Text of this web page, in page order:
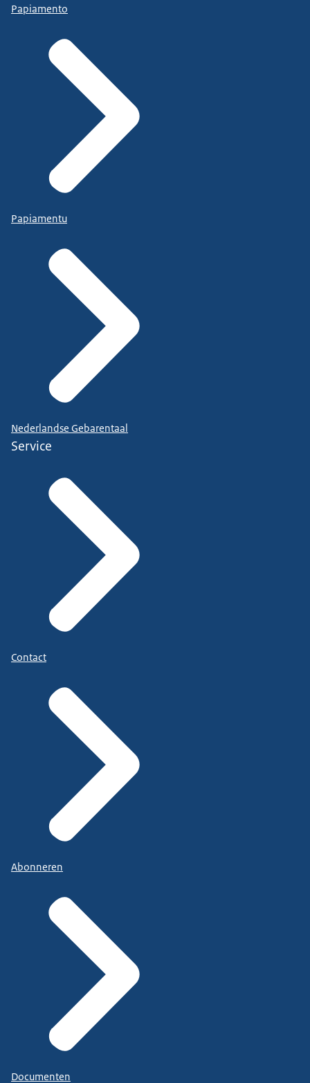
Papiamento
Papiamentu
Nederlandse Gebarentaal
Service
Contact
Abonneren
Documenten